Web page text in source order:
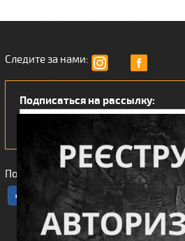
Следите за нами:
Подписаться на рассылку:
Понравился наш интернет магазин?